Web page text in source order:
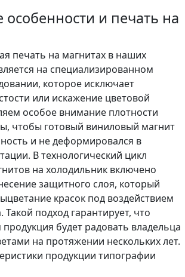
особенности и печать на
печать на магнитах в наших
на специализированном
которое исключает
или искажение цветовой
особое внимание плотности
чтобы готовый виниловый магнит
и не деформировался в
В технологический цикл
на холодильник включено
защитного слоя, который
красок под воздействием
Такой подход гарантирует, что
будет радовать владельца
на протяжении нескольких лет.
продукции типографии